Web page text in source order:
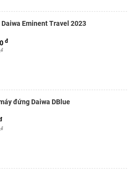
Daiwa Eminent Travel 2023
đ
đ
đứng Daiwa DBlue
đ